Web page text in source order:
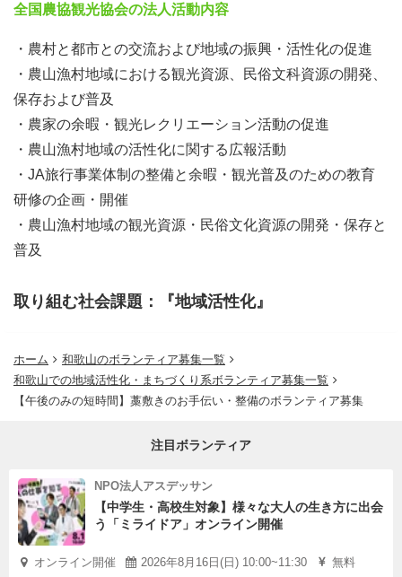
全国農協観光協会の法人活動内容
・農村と都市との交流および地域の振興・活性化の促進
・農山漁村地域における観光資源、民俗文科資源の開発、
保存および普及
・農家の余暇・観光レクリエーション活動の促進
・農山漁村地域の活性化に関する広報活動
・JA旅行事業体制の整備と余暇・観光普及のための教育
研修の企画・開催
・農山漁村地域の観光資源・民俗文化資源の開発・保存と
普及
取り組む社会課題：『地域活性化』
ホーム
和歌山のボランティア募集一覧
和歌山での地域活性化・まちづくり系ボランティア募集一覧
【午後のみの短時間】藁敷きのお手伝い・整備のボランティア募集
注目ボランティア
NPO法人アスデッサン
【中学生・高校生対象】様々な大人の生き方に出会
う「ミライドア」オンライン開催
オンライン開催 2026年8月16日(日) 10:00~11:30 無料